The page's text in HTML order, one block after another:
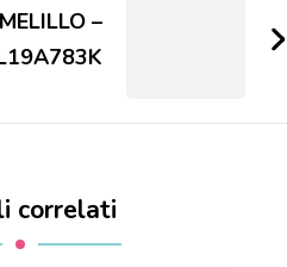
–
correlati